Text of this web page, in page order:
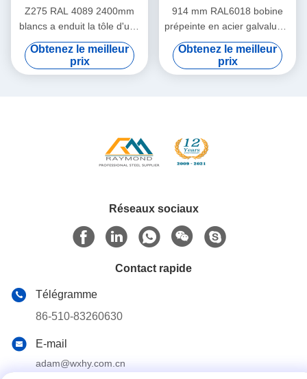
Z275 RAL 4089 2400mm
blancs a enduit la tôle d'une
première couche de peinture
d'acier galvanisée dans les
bobines
Obtenez le meilleur
prix
914 mm RAL6018 bobine
prépeinte en acier galvalume
avec AZ 30 ≈ 180 g/m2
revêtement pour les
panneaux de bâtiment et de
Obtenez le meilleur
prix
Réseaux sociaux
Contact rapide
Télégramme
86-510-83260630
E-mail
adam@wxhy.com.cn